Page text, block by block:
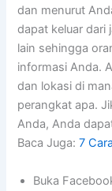
dan menurut
dapat keluar dari
lain sehingga
informasi Anda.
dan lokasi di
perangkat apa.
Anda, Anda
Baca Juga:7
Buka